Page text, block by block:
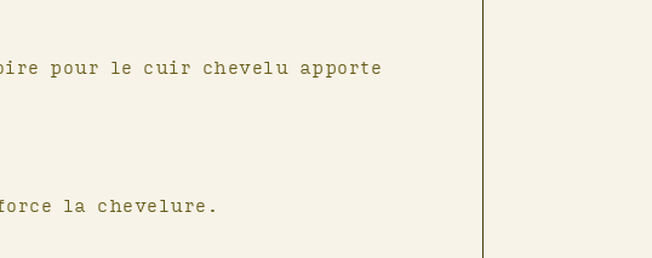
bio qui convient à toute la
Couleurs Gaïa.
tel que le baume Coton ou
adapté : cheveux secs
pour le cuir chevelu apporte
la chevelure.